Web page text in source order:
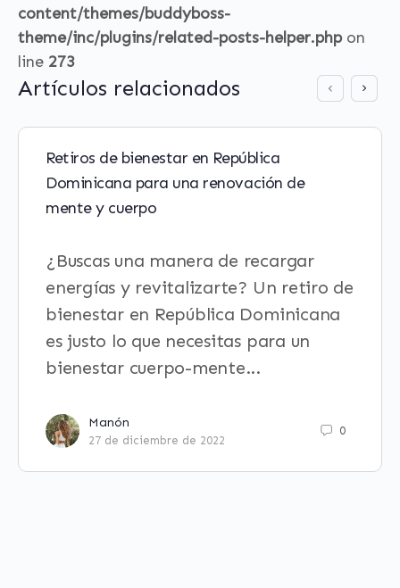
content/themes/buddyboss-
theme/inc/plugins/related-posts-helper.phpon
line 273
Artículos relacionados
Retiros de bienestar en República
Dominicana para una renovación de
mente y cuerpo
¿Buscas una manera de recargar
energías y revitalizarte? Un retiro de
bienestar en República Dominicana
es justo lo que necesitas para un
bienestar cuerpo-mente...
Manón
27 de diciembre de 2022
0